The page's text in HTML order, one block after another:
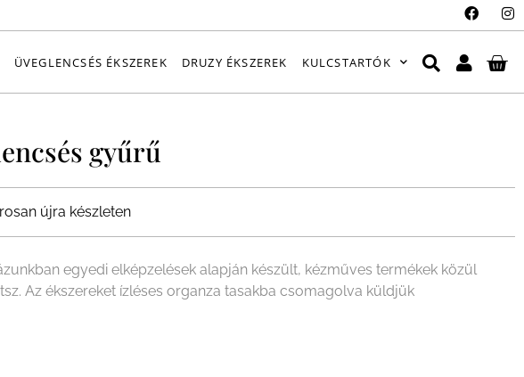
ÜVEGLENCSÉS ÉKSZEREK DRUZY ÉKSZEREK KULCSTARTÓK
gyűrű
újra készleten
egyedi elképzelések alapján készült, kézműves termékek közül
Az ékszereket ízléses organza tasakba csomagolva küldjük